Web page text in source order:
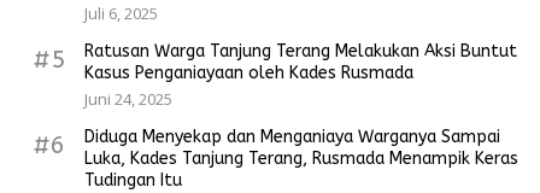
Juli 6, 2025
#5
Ratusan Warga Tanjung Terang Melakukan Aksi Buntut
Kasus Penganiayaan oleh Kades Rusmada
Juni 24, 2025
#6
Diduga Menyekap dan Menganiaya Warganya Sampai
Luka, Kades Tanjung Terang, Rusmada Menampik Keras
Tudingan Itu